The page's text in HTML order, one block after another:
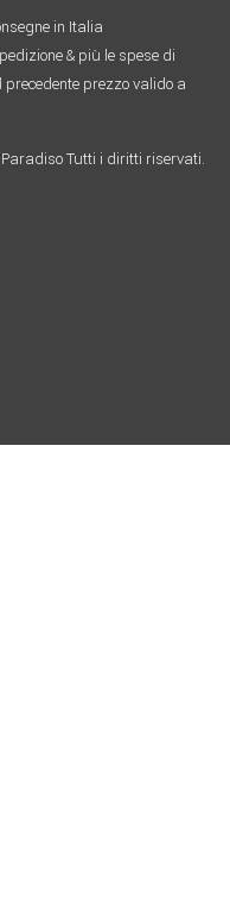
in Italia
& più le spese di
prezzo valido a
Tutti i diritti riservati.